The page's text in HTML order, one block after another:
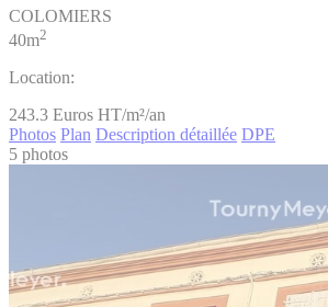
COLOMIERS
40m2
Location:
243.3 Euros HT/m²/an
Photos Plan Description détaillée DPE
5 photos